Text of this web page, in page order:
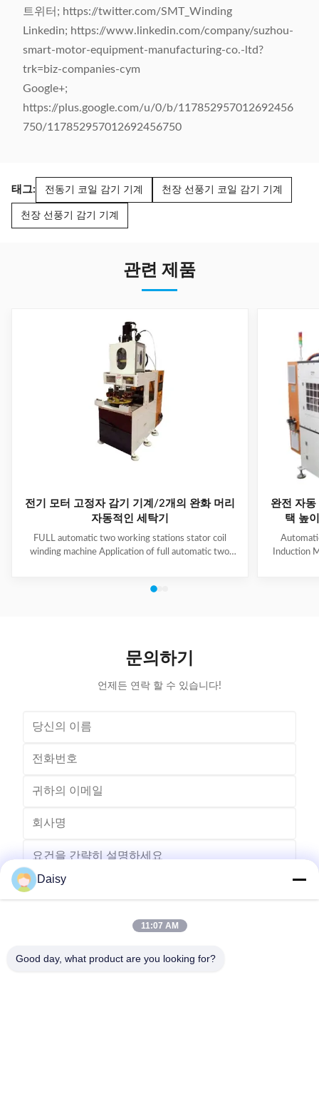
트위터; https://twitter.com/SMT_Winding
Linkedin; https://www.linkedin.com/company/suzhou-
smart-motor-equipment-manufacturing-co.-ltd?
trk=biz-companies-cym
Google+;
https://plus.google.com/u/0/b/117852957012692456
750/117852957012692456750
태그: 전동기 코일 감기 기계 천장 선풍기 코일 감기 기계
천장 선풍기 감기 기계
관련 제품
전기 모터 고정자 감기 기계/2개의 완화 머리
자동적인 세탁기
FULL automatic two working stations stator coil
winding machine Application of full automatic two
poles, 4 poles and 6poles coils winding. 1. Main
Winding speed ≤2500RPM Max stator OD 160mm
완전 자
택 높
Induction
문의하기
언제든 연락 할 수 있습니다!
Daisy
11:07 AM
Good day, what product are you looking for?